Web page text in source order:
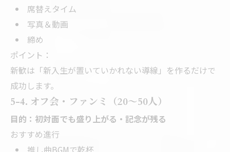
席替えタイム
写真＆動画
締め
ポイント：
新歓は「新入生が置いていかれない導線」を作るだけで
成功します。
5-4. オフ会・ファンミ（20〜50人）
目的：初対面でも盛り上がる・記念が残る
おすすめ進行
推し曲BGMで乾杯